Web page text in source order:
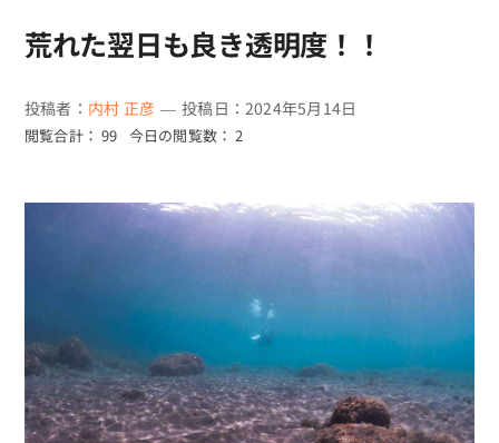
荒れた翌日も良き透明度！！
投稿者： 内村 正彦 — 投稿日：2024年5月14日
閲覧合計： 99 今日の閲覧数： 2